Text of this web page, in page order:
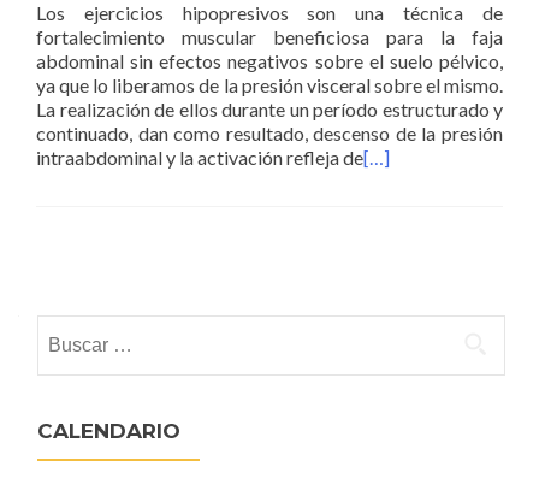
Los ejercicios hipopresivos son una técnica de
fortalecimiento muscular beneficiosa para la faja
abdominal sin efectos negativos sobre el suelo pélvico,
ya que lo liberamos de la presión visceral sobre el mismo.
La realización de ellos durante un período estructurado y
continuado, dan como resultado, descenso de la presión
intraabdominal y la activación refleja de[…]
CALENDARIO